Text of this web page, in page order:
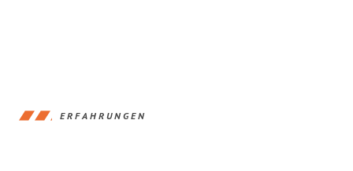
ERFAHRUNGEN